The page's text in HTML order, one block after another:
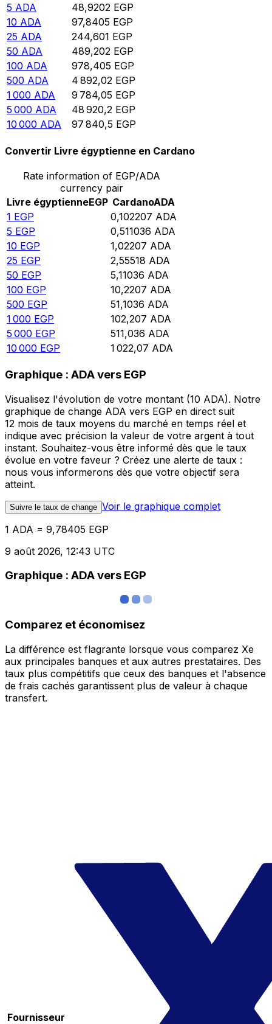
5 ADA 48,9202 EGP
10 ADA 97,8405 EGP
25 ADA 244,601 EGP
50 ADA 489,202 EGP
100 ADA 978,405 EGP
500 ADA 4 892,02 EGP
1 000 ADA 9 784,05 EGP
5 000 ADA 48 920,2 EGP
10 000 ADA 97 840,5 EGP
Convertir Livre égyptienne en Cardano
Rate information of EGP/ADA
currency pair
Livre égyptienneEGP CardanoADA
1 EGP 0,102207 ADA
5 EGP 0,511036 ADA
10 EGP 1,02207 ADA
25 EGP 2,55518 ADA
50 EGP 5,11036 ADA
100 EGP 10,2207 ADA
500 EGP 51,1036 ADA
1 000 EGP 102,207 ADA
5 000 EGP 511,036 ADA
10 000 EGP 1 022,07 ADA
Graphique : ADA vers EGP
Visualisez l'évolution de votre montant (10 ADA). Notre
graphique de change ADA vers EGP en direct suit
12 mois de taux moyens du marché en temps réel et
indique avec précision la valeur de votre argent à tout
instant. Souhaitez-vous être informé dès que le taux
évolue en votre faveur ? Créez une alerte de taux :
nous vous informerons dès que votre objectif sera
atteint.
Suivre le taux de change Voir le graphique complet
1 ADA = 9,78405 EGP
9 août 2026, 12:43 UTC
Graphique : ADA vers EGP
Comparez et économisez
La différence est flagrante lorsque vous comparez Xe
aux principales banques et aux autres prestataires. Des
taux plus compétitifs que ceux des banques et l'absence
de frais cachés garantissent plus de valeur à chaque
transfert.
Fournisseur